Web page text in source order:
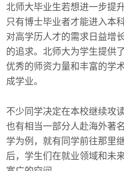
北师大毕业生若想进一步提
只有博士毕业者才能进入本
对高学历人才的需求日益增
的追求。北师大为学生提供
优秀的师资力量和丰富的学
成学业。
不少同学决定在本校继续攻
也有相当一部分人赴海外著
学为例，就有同学前往那里
后，学生们在就业领域和未